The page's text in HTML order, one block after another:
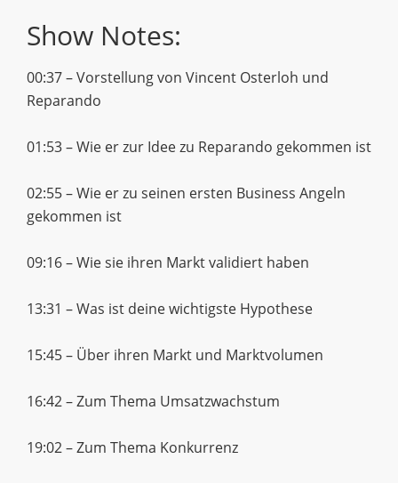
Show Notes:
00:37 – Vorstellung von Vincent Osterloh und
Reparando
01:53 – Wie er zur Idee zu Reparando gekommen ist
02:55 – Wie er zu seinen ersten Business Angeln
gekommen ist
09:16 – Wie sie ihren Markt validiert haben
13:31 – Was ist deine wichtigste Hypothese
15:45 – Über ihren Markt und Marktvolumen
16:42 – Zum Thema Umsatzwachstum
19:02 – Zum Thema Konkurrenz